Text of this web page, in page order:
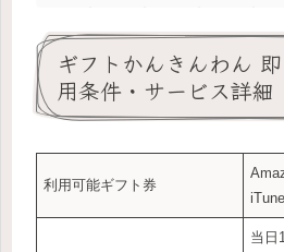
ギフトかんきんわん
用条件・サービス詳細
利用可能ギフト券
当日